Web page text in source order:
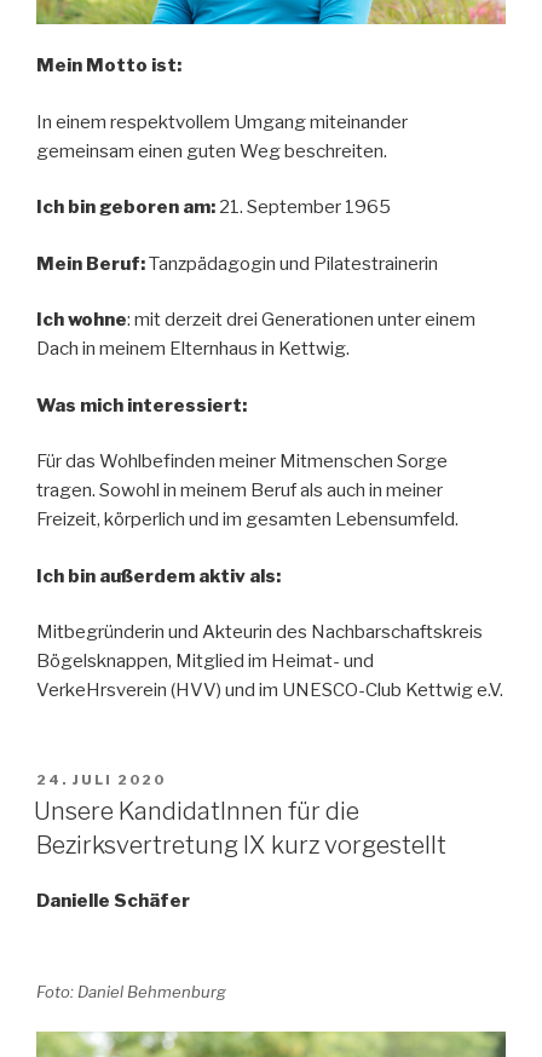
Mein Motto ist:
In einem respektvollem Umgang miteinander
gemeinsam einen guten Weg beschreiten.
Ich bin geboren am: 21. September 1965
Mein Beruf:Tanzpädagogin und Pilatestrainerin
Ich wohne: mit derzeit drei Generationen unter einem
Dach in meinem Elternhaus in Kettwig.
Was mich interessiert:
Für das Wohlbefinden meiner Mitmenschen Sorge
tragen. Sowohl in meinem Beruf als auch in meiner
Freizeit, körperlich und im gesamten Lebensumfeld.
Ich bin außerdem aktiv als:
Mitbegründerin und Akteurin des Nachbarschaftskreis
Bögelsknappen, Mitglied im Heimat- und
VerkeHrsverein (HVV) und im UNESCO-Club Kettwig e.V.
VERÖFFENTLICHT
AM
24. JULI 2020
Unsere KandidatInnen für die
Bezirksvertretung IX kurz vorgestellt
Danielle Schäfer
Foto: Daniel Behmenburg